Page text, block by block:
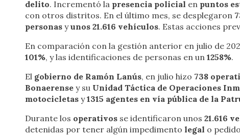
delito. Incrementó la presencia policial en puntos
con otros distritos. En el último mes, se desplegaron
personas yunos 21.616 vehículos. Estas acciones
En comparación con la gestión anterior en julio de
101%, y las identificaciones de personas en un 1258%.
El gobierno de Ramón Lanús, en julio hizo 738
Bonaerense y su Unidad Táctica de Operaciones
motocicletas y1315 agentes en vía pública de la
Durante los operativos se identificaron unos 21.616
detenidas por tener algún impedimento legal o